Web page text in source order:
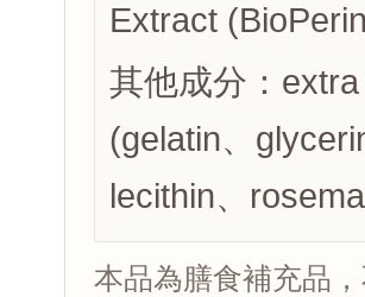
Extract
其他成分：
(gelatin、
lecithin、
本品為膳食補充品